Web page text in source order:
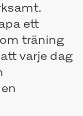
ett
träning
varje dag